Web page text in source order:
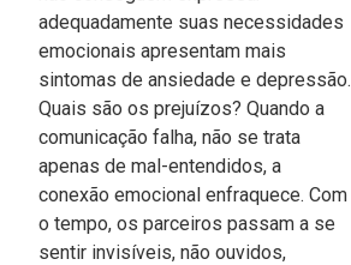
adequadamente suas necessidades
emocionais apresentam mais
sintomas de ansiedade e depressão.
Quais são os prejuízos? Quando a
comunicação falha, não se trata
apenas de mal-entendidos, a
conexão emocional enfraquece. Com
o tempo, os parceiros passam a se
sentir invisíveis, não ouvidos,